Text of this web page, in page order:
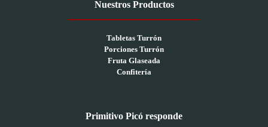
Nuestros Productos
Tabletas Turrón
Porciones Turrón
Fruta Glaseada
Confitería
Primitivo Picó responde